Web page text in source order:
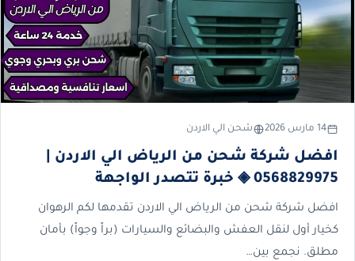
14 مارس 2026 شحن الي الاردن
افضل شركة شحن من الرياض الي الاردن |
0568829975 ◈ خبرة تتصدر الواجهة
افضل شركة شحن من الرياض الي الاردن تقدمها لكم الرهوان
كخيار أول لنقل العفش والبضائع والسيارات (براً وجواً) بأمان
مطلق. نجمع بين…